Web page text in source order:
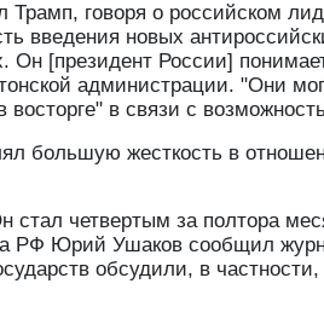
говоря о российском
введения новых
[президент России]
администрации. "Они
в связи с
большую жесткость в
стал четвертым за полтора
РФ Юрий Ушаков сообщил
обсудили, в частности,